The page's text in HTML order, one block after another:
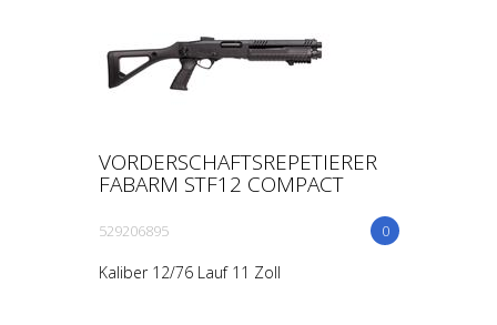
VORDERSCHAFTSREPETIERER
FABARM STF12 COMPACT
0
529206895
Kaliber 12/76 Lauf 11 Zoll